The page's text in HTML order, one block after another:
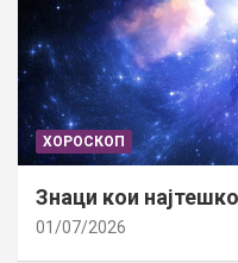
ХОРОСКОП
Знаци кои
01/07/2026